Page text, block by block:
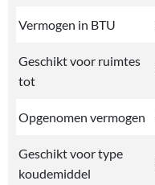
Vermogen in BTU
Geschikt voor ruimtes
tot
Opgenomen vermogen
Geschikt voor type
koudemiddel